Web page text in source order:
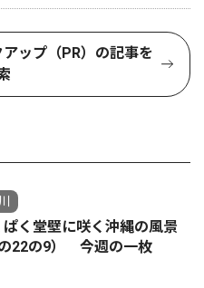
ップ（PR）の記事を
く堂壁に咲く沖縄の風景
の22の9） 今週の一枚